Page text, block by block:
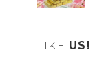
LIKE US!